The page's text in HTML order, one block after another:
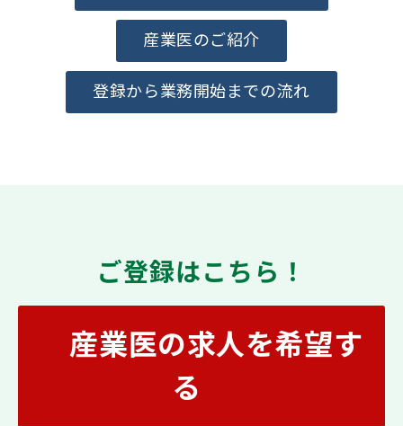
産業医のご紹介
登録から業務開始までの流れ
ご登録はこちら！
産業医の求人を希望す
る